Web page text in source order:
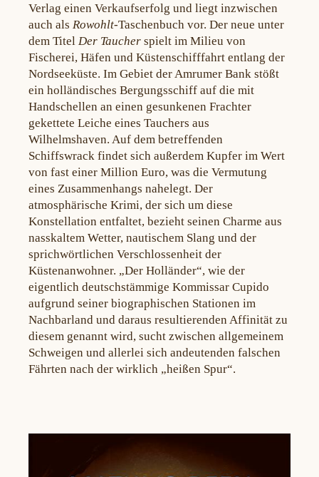
Verlag einen Verkaufserfolg und liegt inzwischen
auch als Rowohlt-Taschenbuch vor. Der neue unter
dem Titel Der Taucher spielt im Milieu von
Fischerei, Häfen und Küstenschifffahrt entlang der
Nordseeküste. Im Gebiet der Amrumer Bank stößt
ein holländisches Bergungsschiff auf die mit
Handschellen an einen gesunkenen Frachter
gekettete Leiche eines Tauchers aus
Wilhelmshaven. Auf dem betreffenden
Schiffswrack findet sich außerdem Kupfer im Wert
von fast einer Million Euro, was die Vermutung
eines Zusammenhangs nahelegt. Der
atmosphärische Krimi, der sich um diese
Konstellation entfaltet, bezieht seinen Charme aus
nasskaltem Wetter, nautischem Slang und der
sprichwörtlichen Verschlossenheit der
Küstenanwohner. „Der Holländer“, wie der
eigentlich deutschstämmige Kommissar Cupido
aufgrund seiner biographischen Stationen im
Nachbarland und daraus resultierenden Affinität zu
diesem genannt wird, sucht zwischen allgemeinem
Schweigen und allerlei sich andeutenden falschen
Fährten nach der wirklich „heißen Spur“.